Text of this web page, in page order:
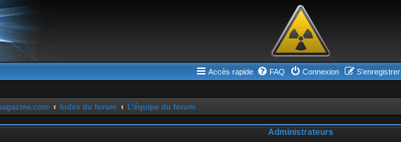
Accès rapide FAQ Connexion S’enregistrer
Index du forum L’équipe du forum
Administrateurs